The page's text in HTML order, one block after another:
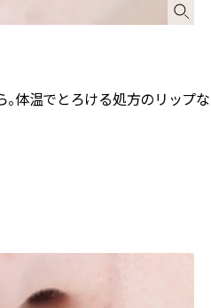
体温でとろける処方のリップな